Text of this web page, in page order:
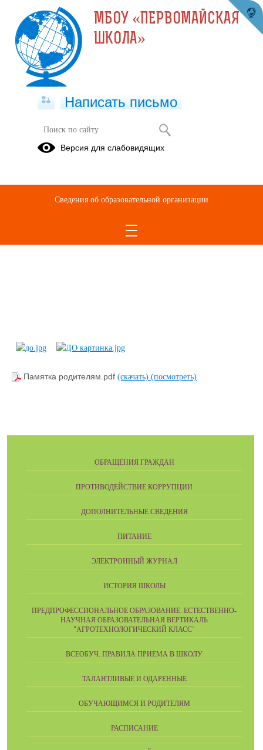
Электронный журнал
Памятка родителям.pdf (скачать) (посмотреть)
ОБРАЩЕНИЯ ГРАЖДАН
ПРОТИВОДЕЙСТВИЕ КОРРУПЦИИ
ДОПОЛНИТЕЛЬНЫЕ СВЕДЕНИЯ
ПИТАНИЕ
ЭЛЕКТРОННЫЙ ЖУРНАЛ
ИСТОРИЯ ШКОЛЫ
ПРЕДПРОФЕССИОНАЛЬНОЕ ОБРАЗОВАНИЕ. ЕСТЕСТВЕННО-
НАУЧНАЯ ОБРАЗОВАТЕЛЬНАЯ ВЕРТИКАЛЬ
"АГРОТЕХНОЛОГИЧЕСКИЙ КЛАСС"
ВСЕОБУЧ. ПРАВИЛА ПРИЕМА В ШКОЛУ
ТАЛАНТЛИВЫЕ И ОДАРЕННЫЕ
ОБУЧАЮЩИМСЯ И РОДИТЕЛЯМ
РАСПИСАНИЕ
МБОУ «ПЕРВОМАЙСКАЯ
ШКОЛА»
Написать письмо
Версия для слабовидящих
Сведения об образовательной организации